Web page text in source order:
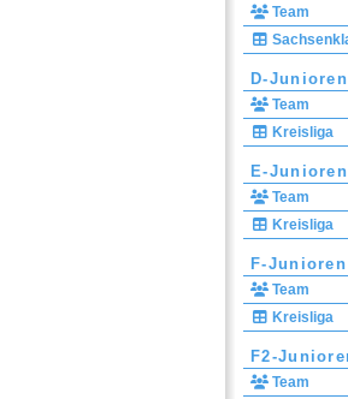
Team
D-Junioren
Team
Kreisliga
E-Junioren
Team
Kreisliga
F-Junioren
Team
Kreisliga
F2-
Team